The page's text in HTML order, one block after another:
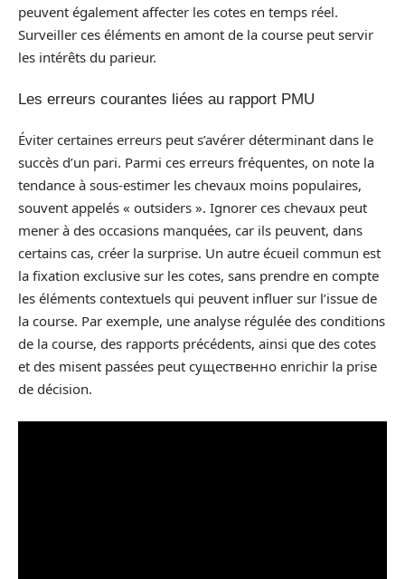
peuvent également affecter les cotes en temps réel.
Surveiller ces éléments en amont de la course peut servir
les intérêts du parieur.
Les erreurs courantes liées au rapport PMU
Éviter certaines erreurs peut s’avérer déterminant dans le
succès d’un pari. Parmi ces erreurs fréquentes, on note la
tendance à sous-estimer les chevaux moins populaires,
souvent appelés « outsiders ». Ignorer ces chevaux peut
mener à des occasions manquées, car ils peuvent, dans
certains cas, créer la surprise. Un autre écueil commun est
la fixation exclusive sur les cotes, sans prendre en compte
les éléments contextuels qui peuvent influer sur l’issue de
la course. Par exemple, une analyse régulée des conditions
de la course, des rapports précédents, ainsi que des cotes
et des misent passées peut существенно enrichir la prise
de décision.